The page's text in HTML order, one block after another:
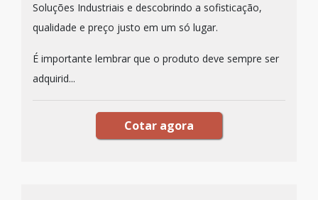
Soluções Industriais e descobrindo a sofisticação,
qualidade e preço justo em um só lugar.
É importante lembrar que o produto deve sempre ser
adquirid...
Cotar agora